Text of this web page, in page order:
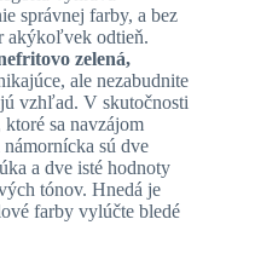
správnej farby, a bez
akýkoľvek odtieň.
zelená,
ale nezabudnite
vzhľad. V skutočnosti
sa navzájom
sú dve
a dve isté hodnoty
tónov. Hnedá je
farby vylúčte bledé